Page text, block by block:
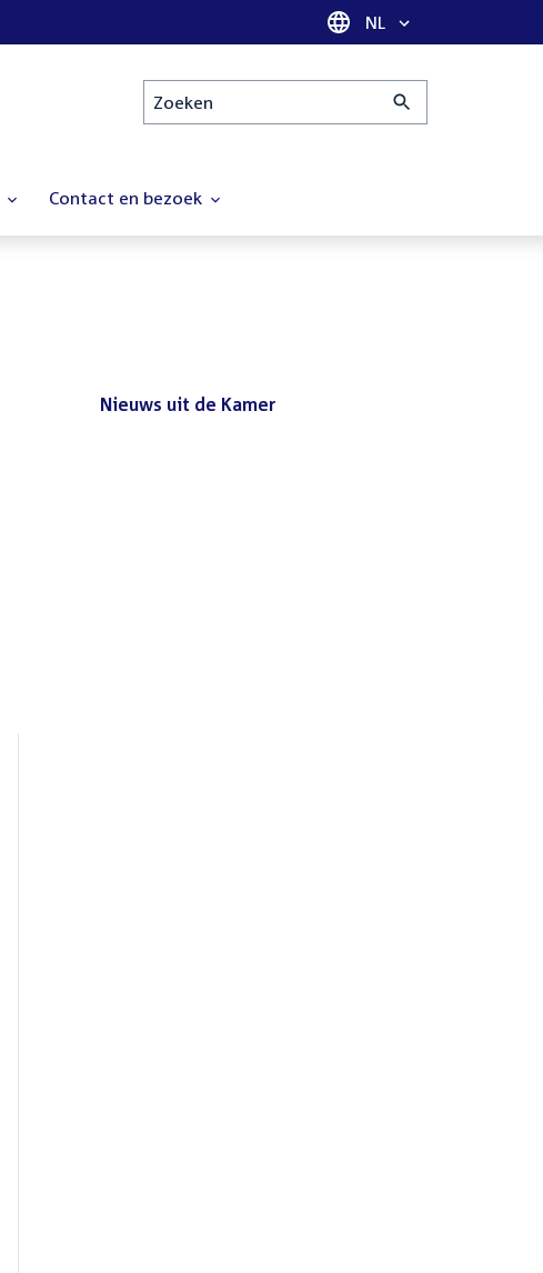
Taal selectie
NL
Zoeken
Contact en bezoek
Nieuws uit de Kamer